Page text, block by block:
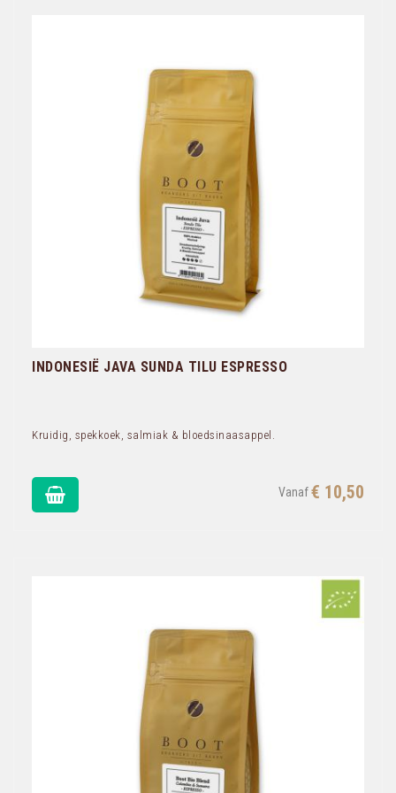
INDONESIË JAVA SUNDA TILU ESPRESSO
Kruidig, spekkoek, salmiak & bloedsinaasappel.
€ 10,50